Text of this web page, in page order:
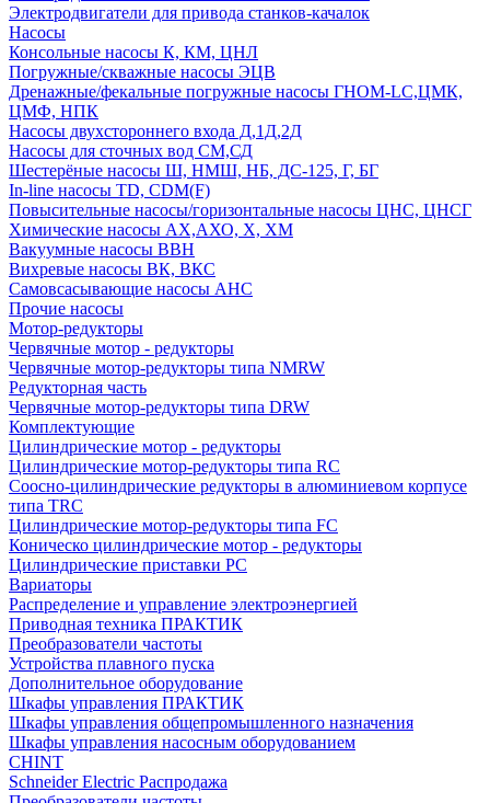
Электродвигатели для привода станков-качалок
Насосы
Консольные насосы К, КМ, ЦНЛ
Погружные/скважные насосы ЭЦВ
Дренажные/фекальные погружные насосы ГНОМ-LC,ЦМК,
ЦМФ, НПК
Насосы двухстороннего входа Д,1Д,2Д
Насосы для сточных вод СМ,СД
Шестерёные насосы Ш, НМШ, НБ, ДС-125, Г, БГ
In-line насосы TD, CDM(F)
Повысительные насосы/горизонтальные насосы ЦНС, ЦНСГ
Химические насосы АХ,АХО, Х, ХМ
Вакуумные насосы ВВН
Вихревые насосы ВК, ВКС
Самовсасывающие насосы АНС
Прочие насосы
Мотор-редукторы
Червячные мотор - редукторы
Червячные мотор-редукторы типа NMRW
Редукторная часть
Червячные мотор-редукторы типа DRW
Комплектующие
Цилиндрические мотор - редукторы
Цилиндрические мотор-редукторы типа RC
Соосно-цилиндрические редукторы в алюминиевом корпусе
типа TRC
Цилиндрические мотор-редукторы типа FC
Коническо цилиндрические мотор - редукторы
Цилиндрические приставки PC
Вариаторы
Распределение и управление электроэнергией
Приводная техника ПРАКТИК
Преобразователи частоты
Устройства плавного пуска
Дополнительное оборудование
Шкафы управления ПРАКТИК
Шкафы управления общепромышленного назначения
Шкафы управления насосным оборудованием
CHINT
Schneider Electric Распродажа